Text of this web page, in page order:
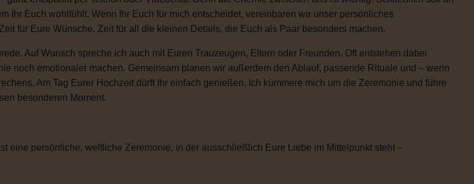
Ihr Euch wohlfühlt. Wenn Ihr Euch für mich entscheidet, vereinbaren wir unser persönliches
für Eure Wünsche. Zeit für all die kleinen Details, die Euch als Paar besonders machen.
Auf Wunsch spreche ich auch mit Euren Trauzeugen, Eltern oder Freunden. Oft entstehen dabei
noch emotionaler machen. Gemeinsam planen wir außerdem den Ablauf, passende Rituale und – wenn
Am Tag Eurer Hochzeit dürft Ihr einfach genießen. Ich kümmere mich um die Zeremonie und führe
besonderen Moment.
eine persönliche, weltliche Zeremonie, in der ausschließlich Eure Liebe im Mittelpunkt steht –